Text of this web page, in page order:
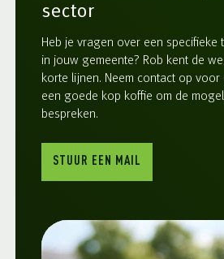
sector
Heb je vragen over een specifieke
in jouw gemeente? Rob kent de
korte lijnen. Neem contact op
een goede kop koffie om de
bespreken.
STUUR EEN MAIL